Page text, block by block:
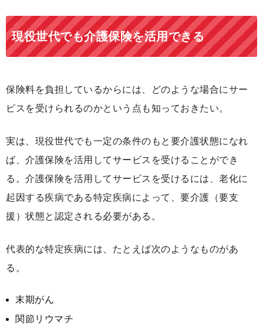
現役世代でも介護保険を活用できる
保険料を負担しているからには、どのような場合にサー
ビスを受けられるのかという点も知っておきたい。
実は、現役世代でも一定の条件のもと要介護状態になれ
ば、介護保険を活用してサービスを受けることができ
る。介護保険を活用してサービスを受けるには、老化に
起因する疾病である特定疾病によって、要介護（要支
援）状態と認定される必要がある。
代表的な特定疾病には、たとえば次のようなものがあ
る。
末期がん
関節リウマチ